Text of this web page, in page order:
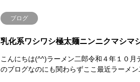
ブログ
乳化系ワシワシ極太麺ニンニクマシマ
こんにちは(^^)ラーメン二郎令和４年１０
のブログなのにも関わらずここ最近ラーメン